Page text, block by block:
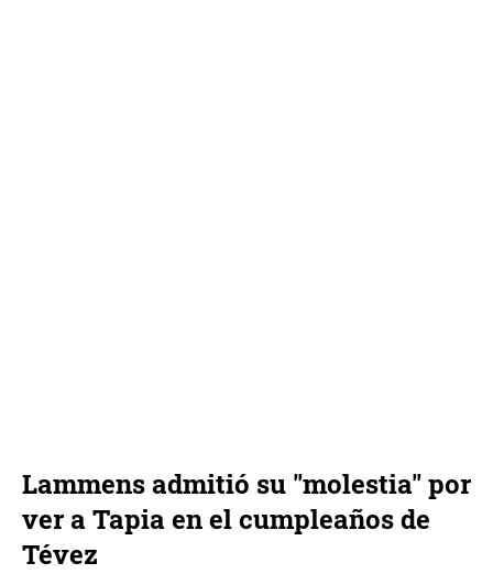
Lammens admitió su "molestia" por
ver a Tapia en el cumpleaños de
Tévez